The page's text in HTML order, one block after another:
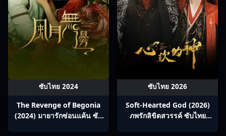
ซับไทย 2024
The Revenge of Begonia
(2024) มายารักซ่อนแค้น ซับ
ซับไทย 2026
Soft-Hearted God (2026)
ภพรักลิขิตสวรรค์ ซับไทย